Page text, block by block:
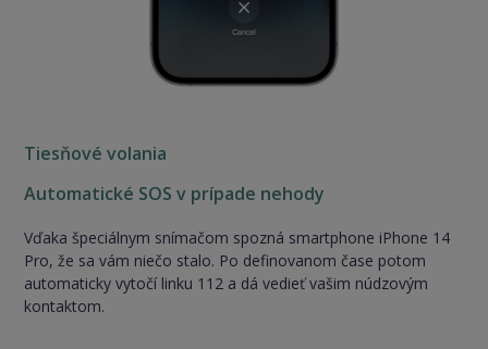
Tiesňové volania
Automatické SOS v prípade nehody
Vďaka špeciálnym snímačom spozná smartphone iPhone 14
Pro, že sa vám niečo stalo. Po definovanom čase potom
automaticky vytočí linku 112 a dá vedieť vašim núdzovým
kontaktom.